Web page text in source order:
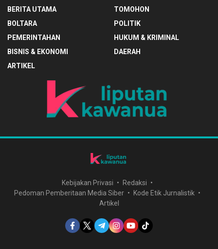
BERITA UTAMA
TOMOHON
BOLTARA
POLITIK
PEMERINTAHAN
HUKUM & KRIMINAL
BISNIS & EKONOMI
DAERAH
ARTIKEL
Kebijakan Privasi
Redaksi
Pedoman Pemberitaan Media Siber
Kode Etik Jurnalistik
Artikel